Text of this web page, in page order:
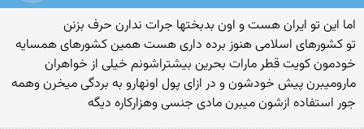
اما این تو ایران هست و اون بدبختها جرات ندارن حرف بزنن
تو كشورهای اسلامی هنوز برده داری هست همین كشورهای همسایه
خودمون كویت قطر مارات بحرین بیشتراشونم خیلی از خواهران
مارومیبرن پیش خودشون و در ازای پول اونهارو به بردگی میخرن وهمه
جور استفاده ازشون میبرن مادی جنسی وهزاركاره دیگه